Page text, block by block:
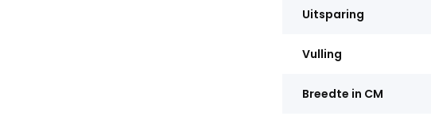
Uitsparing
Vulling
Breedte in CM